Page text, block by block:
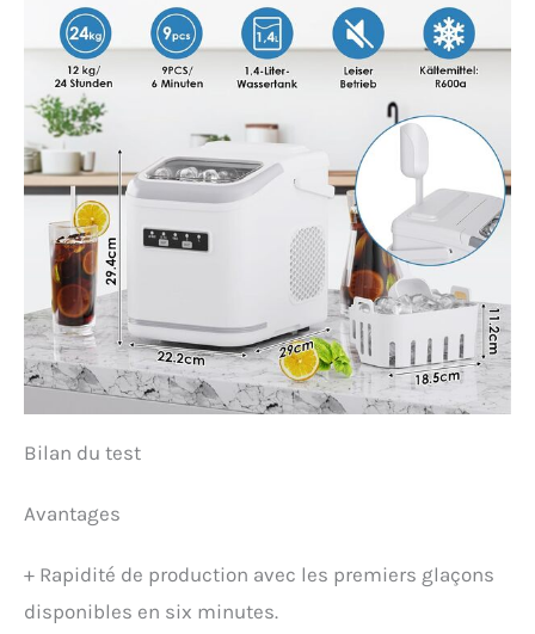
Bilan du test
Avantages
+ Rapidité de production avec les premiers glaçons
disponibles en six minutes.